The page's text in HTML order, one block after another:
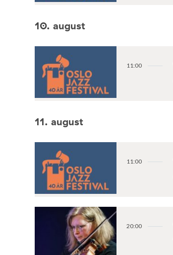
10. august
11:00
11. august
11:00
20:00